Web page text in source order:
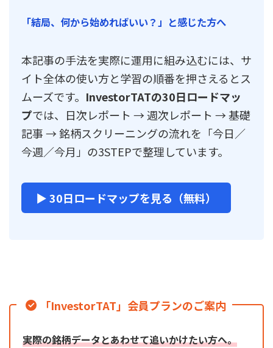
「結局、何から始めればいい？」と感じた方へ
本記事の手法を実際に運用に組み込むには、サ
イト全体の使い方と学習の順番を押さえるとス
ムーズです。 InvestorTATの30日ロードマッ
プでは、日次レポート → 週次レポート → 基礎
記事 → 銘柄スクリーニングの流れを「今日／
今週／今月」の3STEPで整理しています。
▶ 30日ロードマップを見る（無料）
「InvestorTAT」会員プランのご案内
実際の銘柄データとあわせて追いかけたい方へ。